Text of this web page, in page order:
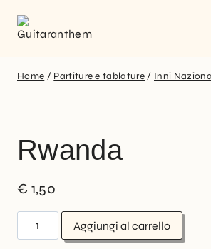
Home / Partiture e tablature / Inni
Rwanda
€ 1,50
Aggiungi al carrello